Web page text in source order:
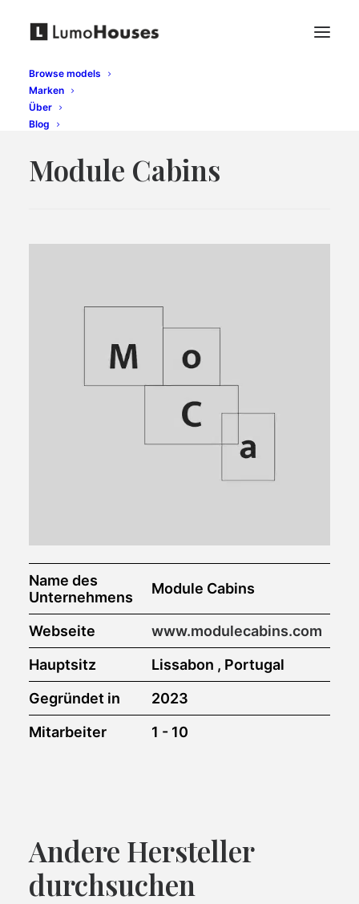
Browse models
Marken
Über
Blog
Module Cabins
Name des
Unternehmens
Module Cabins
Webseite
www.modulecabins.com
Hauptsitz
Lissabon , Portugal
Gegründet in
2023
Mitarbeiter
1 - 10
Andere Hersteller
durchsuchen